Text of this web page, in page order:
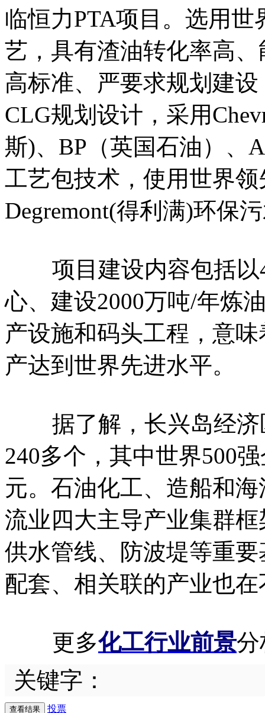
临恒力PTA项目。选用
艺，具有渣油转化率高
高标准、严要求规划建
CLG规划设计，采用
斯)、BP（英国石油）、
工艺包技术，使用世界
Degremont(得利满)环保
项目建设内容包括以
心、建设2000万吨/年炼
产设施和码头工程，意
产达到世界先进水平。
据了解，长兴岛经济
240多个，其中世界500
元。石油化工、造船和
流业四大主导产业集群
供水管线、防波堤等重
配套、相关联的产业也
更多化工行业前景分
关键字：
投票